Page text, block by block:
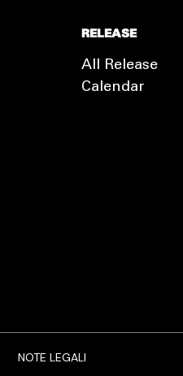
RELEASE
All Release
Calendar
NOTE LEGALI